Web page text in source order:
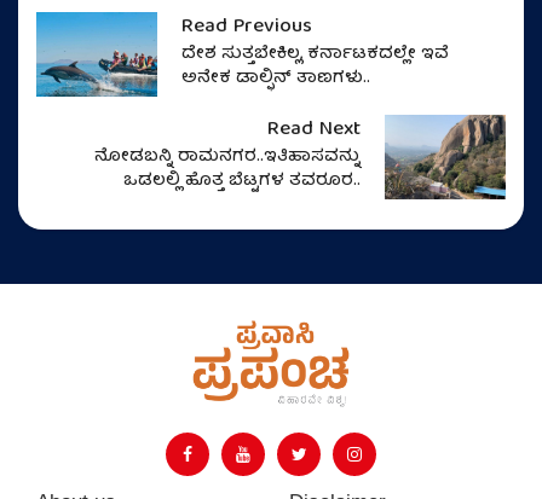
Read Previous
ದೇಶ ಸುತ್ತಬೇಕಿಲ್ಲ, ಕರ್ನಾಟಕದಲ್ಲೇ ಇವೆ
ಅನೇಕ ಡಾಲ್ಫಿನ್‌ ತಾಣಗಳು..
Read Next
ನೋಡಬನ್ನಿ ರಾಮನಗರ..ಇತಿಹಾಸವನ್ನು
ಒಡಲಲ್ಲಿ ಹೊತ್ತ ಬೆಟ್ಟಗಳ ತವರೂರ..